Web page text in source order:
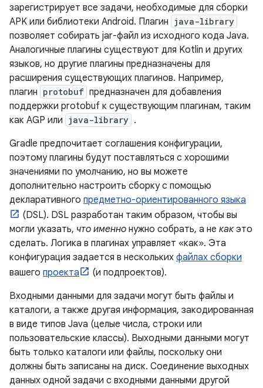
зарегистрирует все задачи, необходимые для сборки
APK или библиотеки Android. Плагин java-library
позволяет собирать jar-файл из исходного кода Java.
Аналогичные плагины существуют для Kotlin и других
языков, но другие плагины предназначены для
расширения существующих плагинов. Например,
плагин protobuf предназначен для добавления
поддержки protobuf к существующим плагинам, таким
как AGP или java-library .
Gradle предпочитает соглашения конфигурации,
поэтому плагины будут поставляться с хорошими
значениями по умолчанию, но вы можете
дополнительно настроить сборку с помощью
декларативного предметно-ориентированного языка
(DSL). DSL разработан таким образом, чтобы вы
могли указать, что именно нужно собрать, а не какэто
сделать. Логика в плагинах управляет «как». Эта
конфигурация задается в нескольких файлах сборки
вашего проекта
(и подпроектов).
Входными данными для задачи могут быть файлы и
каталоги, а также другая информация, закодированная
в виде типов Java (целые числа, строки или
пользовательские классы). Выходными данными могут
быть только каталоги или файлы, поскольку они
должны быть записаны на диск. Соединение выходных
данных одной задачи с входными данными другой